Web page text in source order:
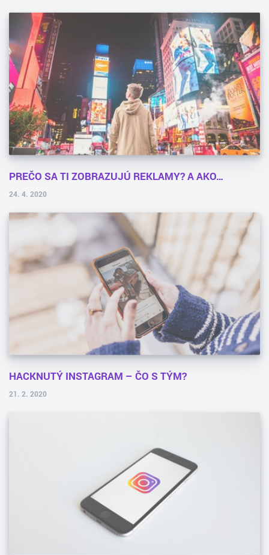
PREČO SA TI ZOBRAZUJÚ REKLAMY? A AKO…
24. 4. 2020
HACKNUTÝ INSTAGRAM – ČO S TÝM?
21. 2. 2020